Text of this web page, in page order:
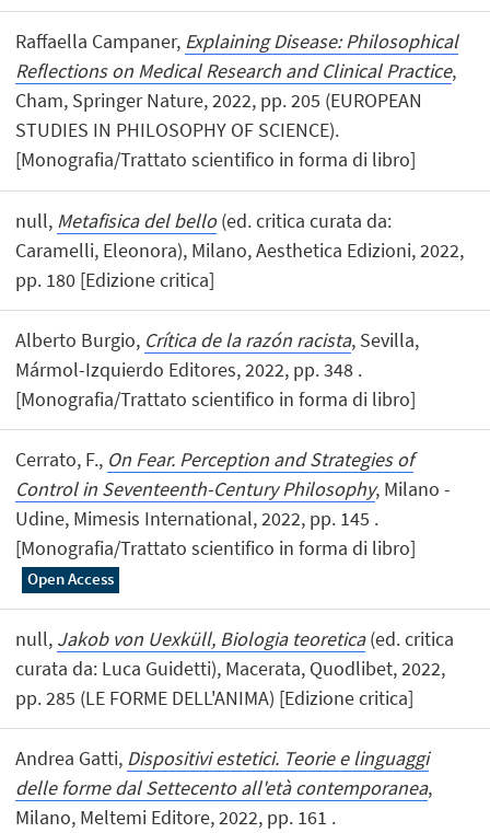
Raffaella Campaner, Explaining Disease: Philosophical
Reflections on Medical Research and Clinical Practice,
Cham, Springer Nature, 2022, pp. 205 (EUROPEAN
STUDIES IN PHILOSOPHY OF SCIENCE).
[Monografia/Trattato scientifico in forma di libro]
null, Metafisica del bello(ed. critica curata da:
Caramelli, Eleonora), Milano, Aesthetica Edizioni, 2022,
pp. 180 [Edizione critica]
Alberto Burgio, Crítica de la razón racista, Sevilla,
Mármol-Izquierdo Editores, 2022, pp. 348 .
[Monografia/Trattato scientifico in forma di libro]
Cerrato, F., On Fear. Perception and Strategies of
Control in Seventeenth-Century Philosophy, Milano -
Udine, Mimesis International, 2022, pp. 145 .
[Monografia/Trattato scientifico in forma di libro]
Open Access
null, Jakob von Uexküll, Biologia teoretica(ed. critica
curata da: Luca Guidetti), Macerata, Quodlibet, 2022,
pp. 285 (LE FORME DELL'ANIMA) [Edizione critica]
Andrea Gatti, Dispositivi estetici. Teorie e linguaggi
delle forme dal Settecento all'età contemporanea,
Milano, Meltemi Editore, 2022, pp. 161 .